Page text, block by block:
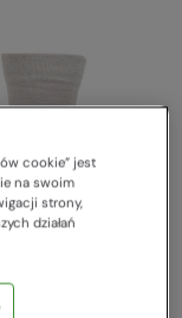
cookie” jest
na swoim
strony,
działań